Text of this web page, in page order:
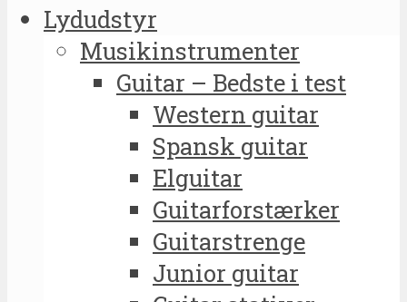
Lydudstyr
Musikinstrumenter
Guitar – Bedste i test
Western guitar
Spansk guitar
Elguitar
Guitarforstærker
Guitarstrenge
Junior guitar